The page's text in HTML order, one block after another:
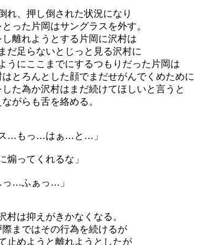
れ、押し倒された状況になり
った片岡はサングラスを外す。
離れようとする片岡に沢村は
だ足らないとじっと見る沢村に
うにここまでにするつもりだった片岡は
とろんとした顔でまだせがんでくめために
た為か沢村はまだ続けてほしいと言うと
がらも舌を絡める。
…もっ…はぁ…と…」
煽ってくれるな」
っ…ふぁっ…」
村は抑えがきかなくなる。
まではその行為を続けるが
止めようと離れようとしたが